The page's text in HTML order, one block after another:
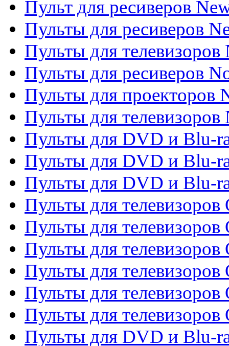
Пульт для ресиверов
Пульты для ресиверов
Пульты для телевизоров
Пульты для ресиверов
Пульты для проекторов
Пульты для телевизоров
Пульты для DVD и Blu-
Пульты для DVD и Blu-
Пульты для DVD и Blu-
Пульты для телевизоров
Пульты для телевизоров
Пульты для телевизоров
Пульты для телевизоров
Пульты для телевизоров
Пульты для телевизоров
Пульты для DVD и Blu-